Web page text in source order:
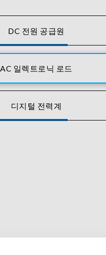
DC 전원 공급원
AC 일렉트로닉 로드
디지털 전력계